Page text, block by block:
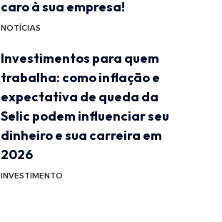
caro à sua empresa!
NOTÍCIAS
Investimentos para quem
trabalha: como inflação e
expectativa de queda da
Selic podem influenciar seu
dinheiro e sua carreira em
2026
INVESTIMENTO